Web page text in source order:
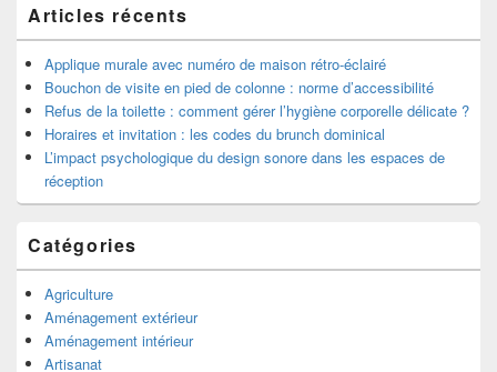
barre
latérale
Articles récents
Applique murale avec numéro de maison rétro-éclairé
Bouchon de visite en pied de colonne : norme d’accessibilité
Refus de la toilette : comment gérer l’hygiène corporelle délicate ?
Horaires et invitation : les codes du brunch dominical
L’impact psychologique du design sonore dans les espaces de
réception
Catégories
Agriculture
Aménagement extérieur
Aménagement intérieur
Artisanat